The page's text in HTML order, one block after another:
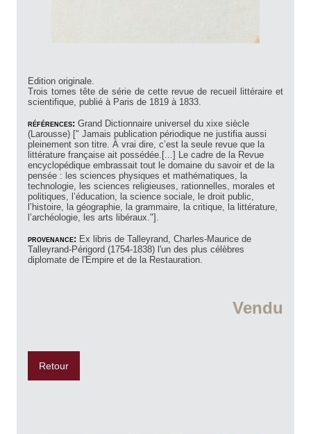
Edition originale.
Trois tomes tête de série de cette revue de recueil littéraire et
scientifique, publié à Paris de 1819 à 1833.
références: Grand Dictionnaire universel du xixe siècle
(Larousse) [" Jamais publication périodique ne justifia aussi
pleinement son titre. À vrai dire, c’est la seule revue que la
littérature française ait possédée.[...] Le cadre de la Revue
encyclopédique embrassait tout le domaine du savoir et de la
pensée : les sciences physiques et mathématiques, la
technologie, les sciences religieuses, rationnelles, morales et
politiques, l’éducation, la science sociale, le droit public,
l’histoire, la géographie, la grammaire, la critique, la littérature,
l’archéologie, les arts libéraux."].
provenance: Ex libris de Talleyrand, Charles-Maurice de
Talleyrand-Périgord (1754-1838) l'un des plus célèbres
diplomate de l'Empire et de la Restauration.
Vendu
Retour